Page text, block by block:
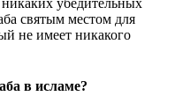
никаких убедительных
святым местом для
не имеет никакого
в исламе?